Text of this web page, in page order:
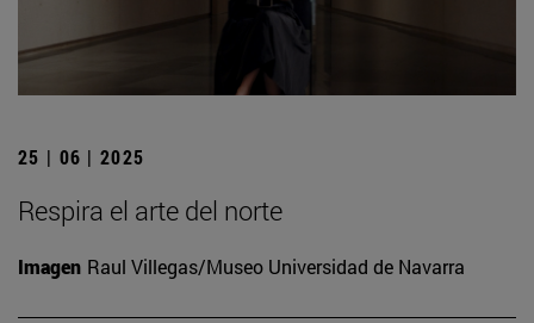
25 | 06 | 2025
Respira el arte del norte
Imagen Raul Villegas/Museo Universidad de Navarra